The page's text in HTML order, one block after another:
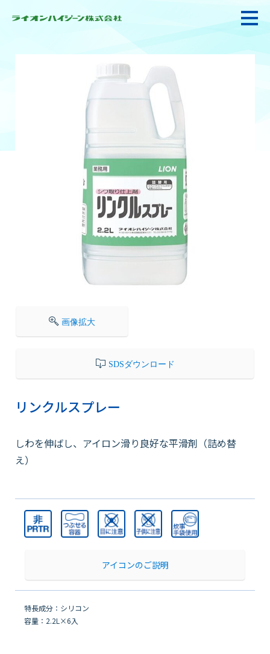
私たちの強み・使命
感染防止対策・食品衛生
オンラインストア
リンクルスプレー
しわを伸ばし、アイロン滑り良好な平滑剤（詰め替
え）
アイコンのご説明
特長成分：シリコン
容量：2.2L×6入
画像拡大
SDSダウンロード